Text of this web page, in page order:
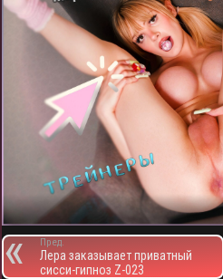
Пред.
Лера заказывает приватный
сисси-гипноз Z-023